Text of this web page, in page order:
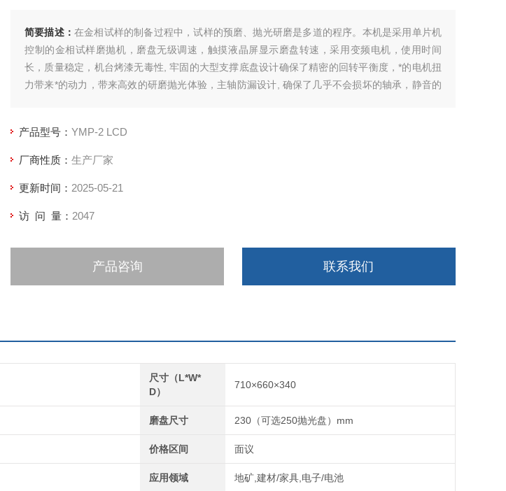
简要描述： 在金相试样的制备过程中，试样的预磨、抛光研磨是多道的程序。本机是采用单片机
控制的金相试样磨抛机，磨盘无级调速，触摸液晶屏显示磨盘转速，采用变频电机，使用时间
长，质量稳定，机台烤漆无毒性, 牢固的大型支撑底盘设计确保了精密的回转平衡度，*的电机扭
力带来*的动力，带来高效的研磨抛光体验，主轴防漏设计, 确保了几乎不会损坏的轴承，静音的
产品型号： YMP-2 LCD
厂商性质： 生产厂家
更新时间： 2025-05-21
访 问 量： 2047
产品咨询 联系我们
尺寸（L*W*
D）
710×660×340
磨盘尺寸 230（可选250抛光盘）mm
价格区间 面议
应用领域 地矿,建材/家具,电子/电池